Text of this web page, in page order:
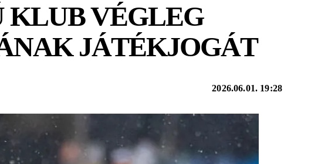
KLUB VÉGLEG
JÁTÉKJOGÁT
2026.06.01. 19:28